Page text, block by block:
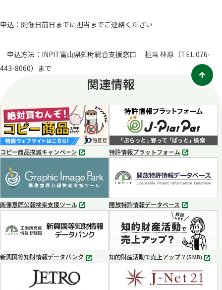
申込：開催日前日までに担当までご連絡ください
申込方法：INPIT富山県知財総合支援窓口 担当 林原（TEL:076-
443-8060）まで
関連情報
コピー商品撲滅キャンペーン
別
で
開
く
特許情報プラットフォーム
別
ブ
で
く
画像意匠公報検索支援ツール
別
ブ
で
く
開放特許情報データベース
別
タ
ブ
で
開
く
新興国等知財情報データバンク
別
知的財産活動で売上アップ？(5 MB) MP4